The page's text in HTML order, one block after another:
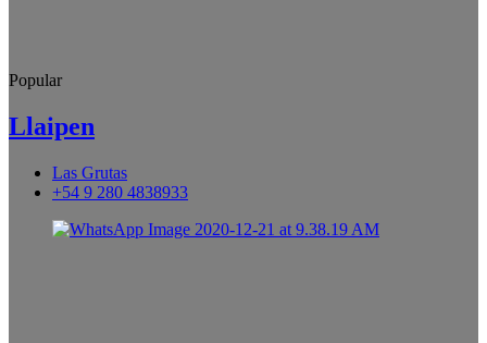
Popular
Llaipen
Las Grutas
+54 9 280 4838933